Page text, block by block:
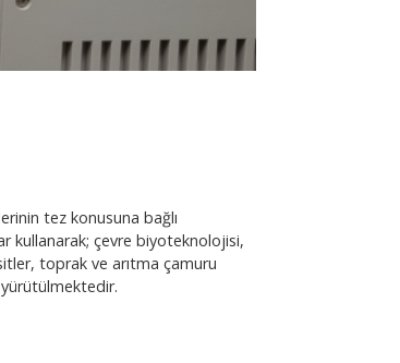
tez konusuna bağlı
kullanarak; çevre biyoteknolojisi,
toprak ve arıtma çamuru